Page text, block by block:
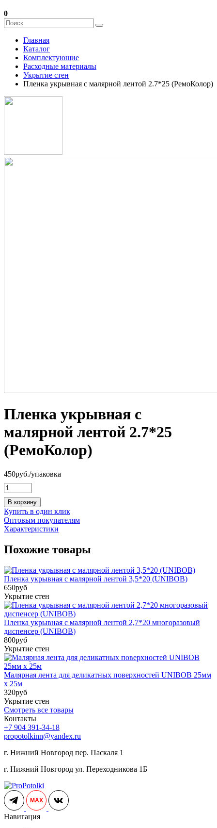
0
Главная
Каталог
Комплектующие
Расходные материалы
Укрытие стен
Пленка укрывная с малярной лентой 2.7*25 (РемоКолор)
Пленка укрывная с
малярной лентой 2.7*25
(РемоКолор)
450руб./упаковка
В корзину
Купить в один клик
Оптовым покупателям
Характеристики
Похожие товары
Пленка укрывная с малярной лентой 3,5*20 (UNIBOB)
650руб
Укрытие стен
Пленка укрывная с малярной лентой 2,7*20 многоразовый
диспенсер (UNIBOB)
800руб
Укрытие стен
Малярная лента для деликатных поверхностей UNIBOB 25мм
х 25м
320руб
Укрытие стен
Смотреть все товары
Контакты
+7 904 391-34-18
propotolkinn@yandex.ru
г. Нижний Новгород пер. Паскаля 1
г. Нижний Новгород ул. Переходникова 1Б
MAX
Навигация